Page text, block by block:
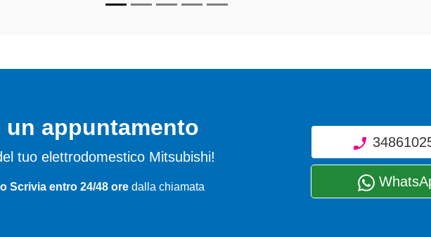
appuntamento
tuo elettrodomestico Mitsubishi!
Scrivia entro 24/48 oredalla chiamata